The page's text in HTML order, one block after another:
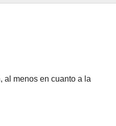
al menos en cuanto a la